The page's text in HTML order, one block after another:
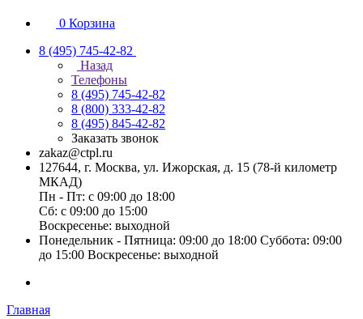
0 Корзина
8 (495) 745-42-82
Назад
Телефоны
8 (495) 745-42-82
8 (800) 333-42-82
8 (495) 845-42-82
Заказать звонок
zakaz@ctpl.ru
127644, г. Москва, ул. Ижорская, д. 15 (78-й километр
МКАД)
Пн - Пт: с 09:00 до 18:00
Сб: с 09:00 до 15:00
Воскресенье: выходной
Понедельник - Пятница: 09:00 до 18:00 Суббота: 09:00
до 15:00 Воскресенье: выходной
Главная